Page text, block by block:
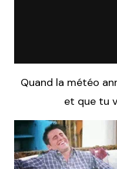
Quand la météo
et que tu